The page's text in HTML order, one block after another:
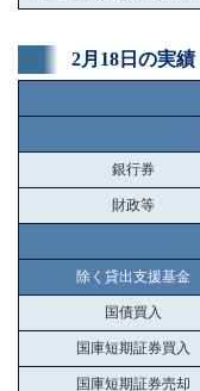
2月18日の実績
銀行券
財政等
除く貸出支援基金
国債買入
国庫短期証券買入
国庫短期証券売却